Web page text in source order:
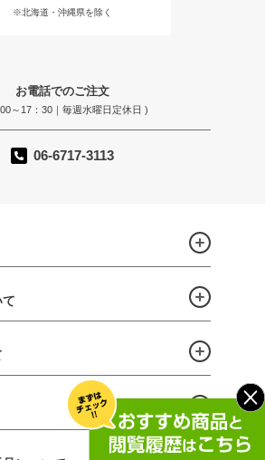
※北海道・沖縄県を除く
お電話でのご注文
～17：30｜毎週水曜日定休日 )
06-6717-3113